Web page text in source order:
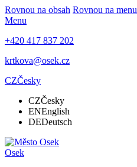
Rovnou na obsah Rovnou na menu
Menu
+420 417 837 202
krtkova@osek.cz
CZČesky
CZČesky
ENEnglish
DEDeutsch
Osek